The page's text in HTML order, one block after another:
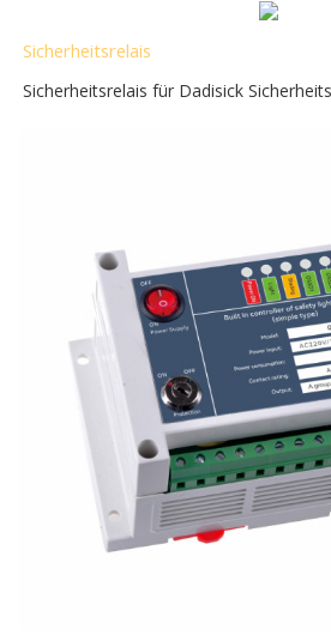
Sicherheitsrelais
Sicherheitsrelais für Dadisick